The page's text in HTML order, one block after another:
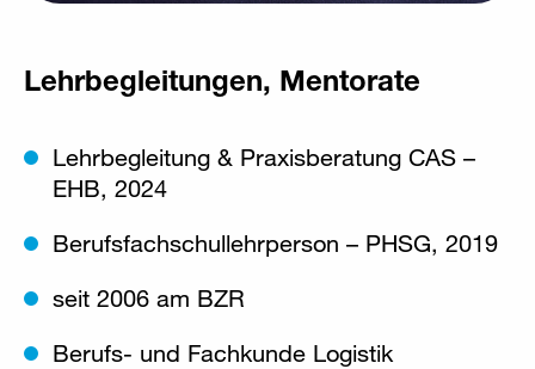
Lehrbegleitungen, Mentorate
Lehrbegleitung & Praxisberatung CAS –
EHB, 2024
Berufsfachschullehrperson – PHSG, 2019
seit 2006 am BZR
Berufs- und Fachkunde Logistik